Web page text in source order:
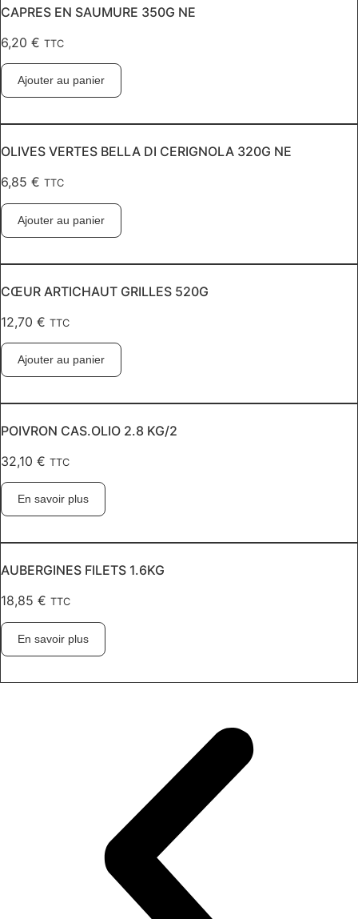
CAPRES EN SAUMURE 350G NE
6,20 € TTC
Ajouter au panier
OLIVES VERTES BELLA DI CERIGNOLA 320G NE
6,85 € TTC
Ajouter au panier
CŒUR ARTICHAUT GRILLES 520G
12,70 € TTC
Ajouter au panier
POIVRON CAS.OLIO 2.8 KG/2
32,10 € TTC
En savoir plus
AUBERGINES FILETS 1.6KG
18,85 € TTC
En savoir plus